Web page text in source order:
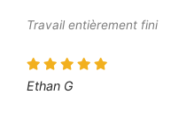
Travail entièrement fini
Ethan G